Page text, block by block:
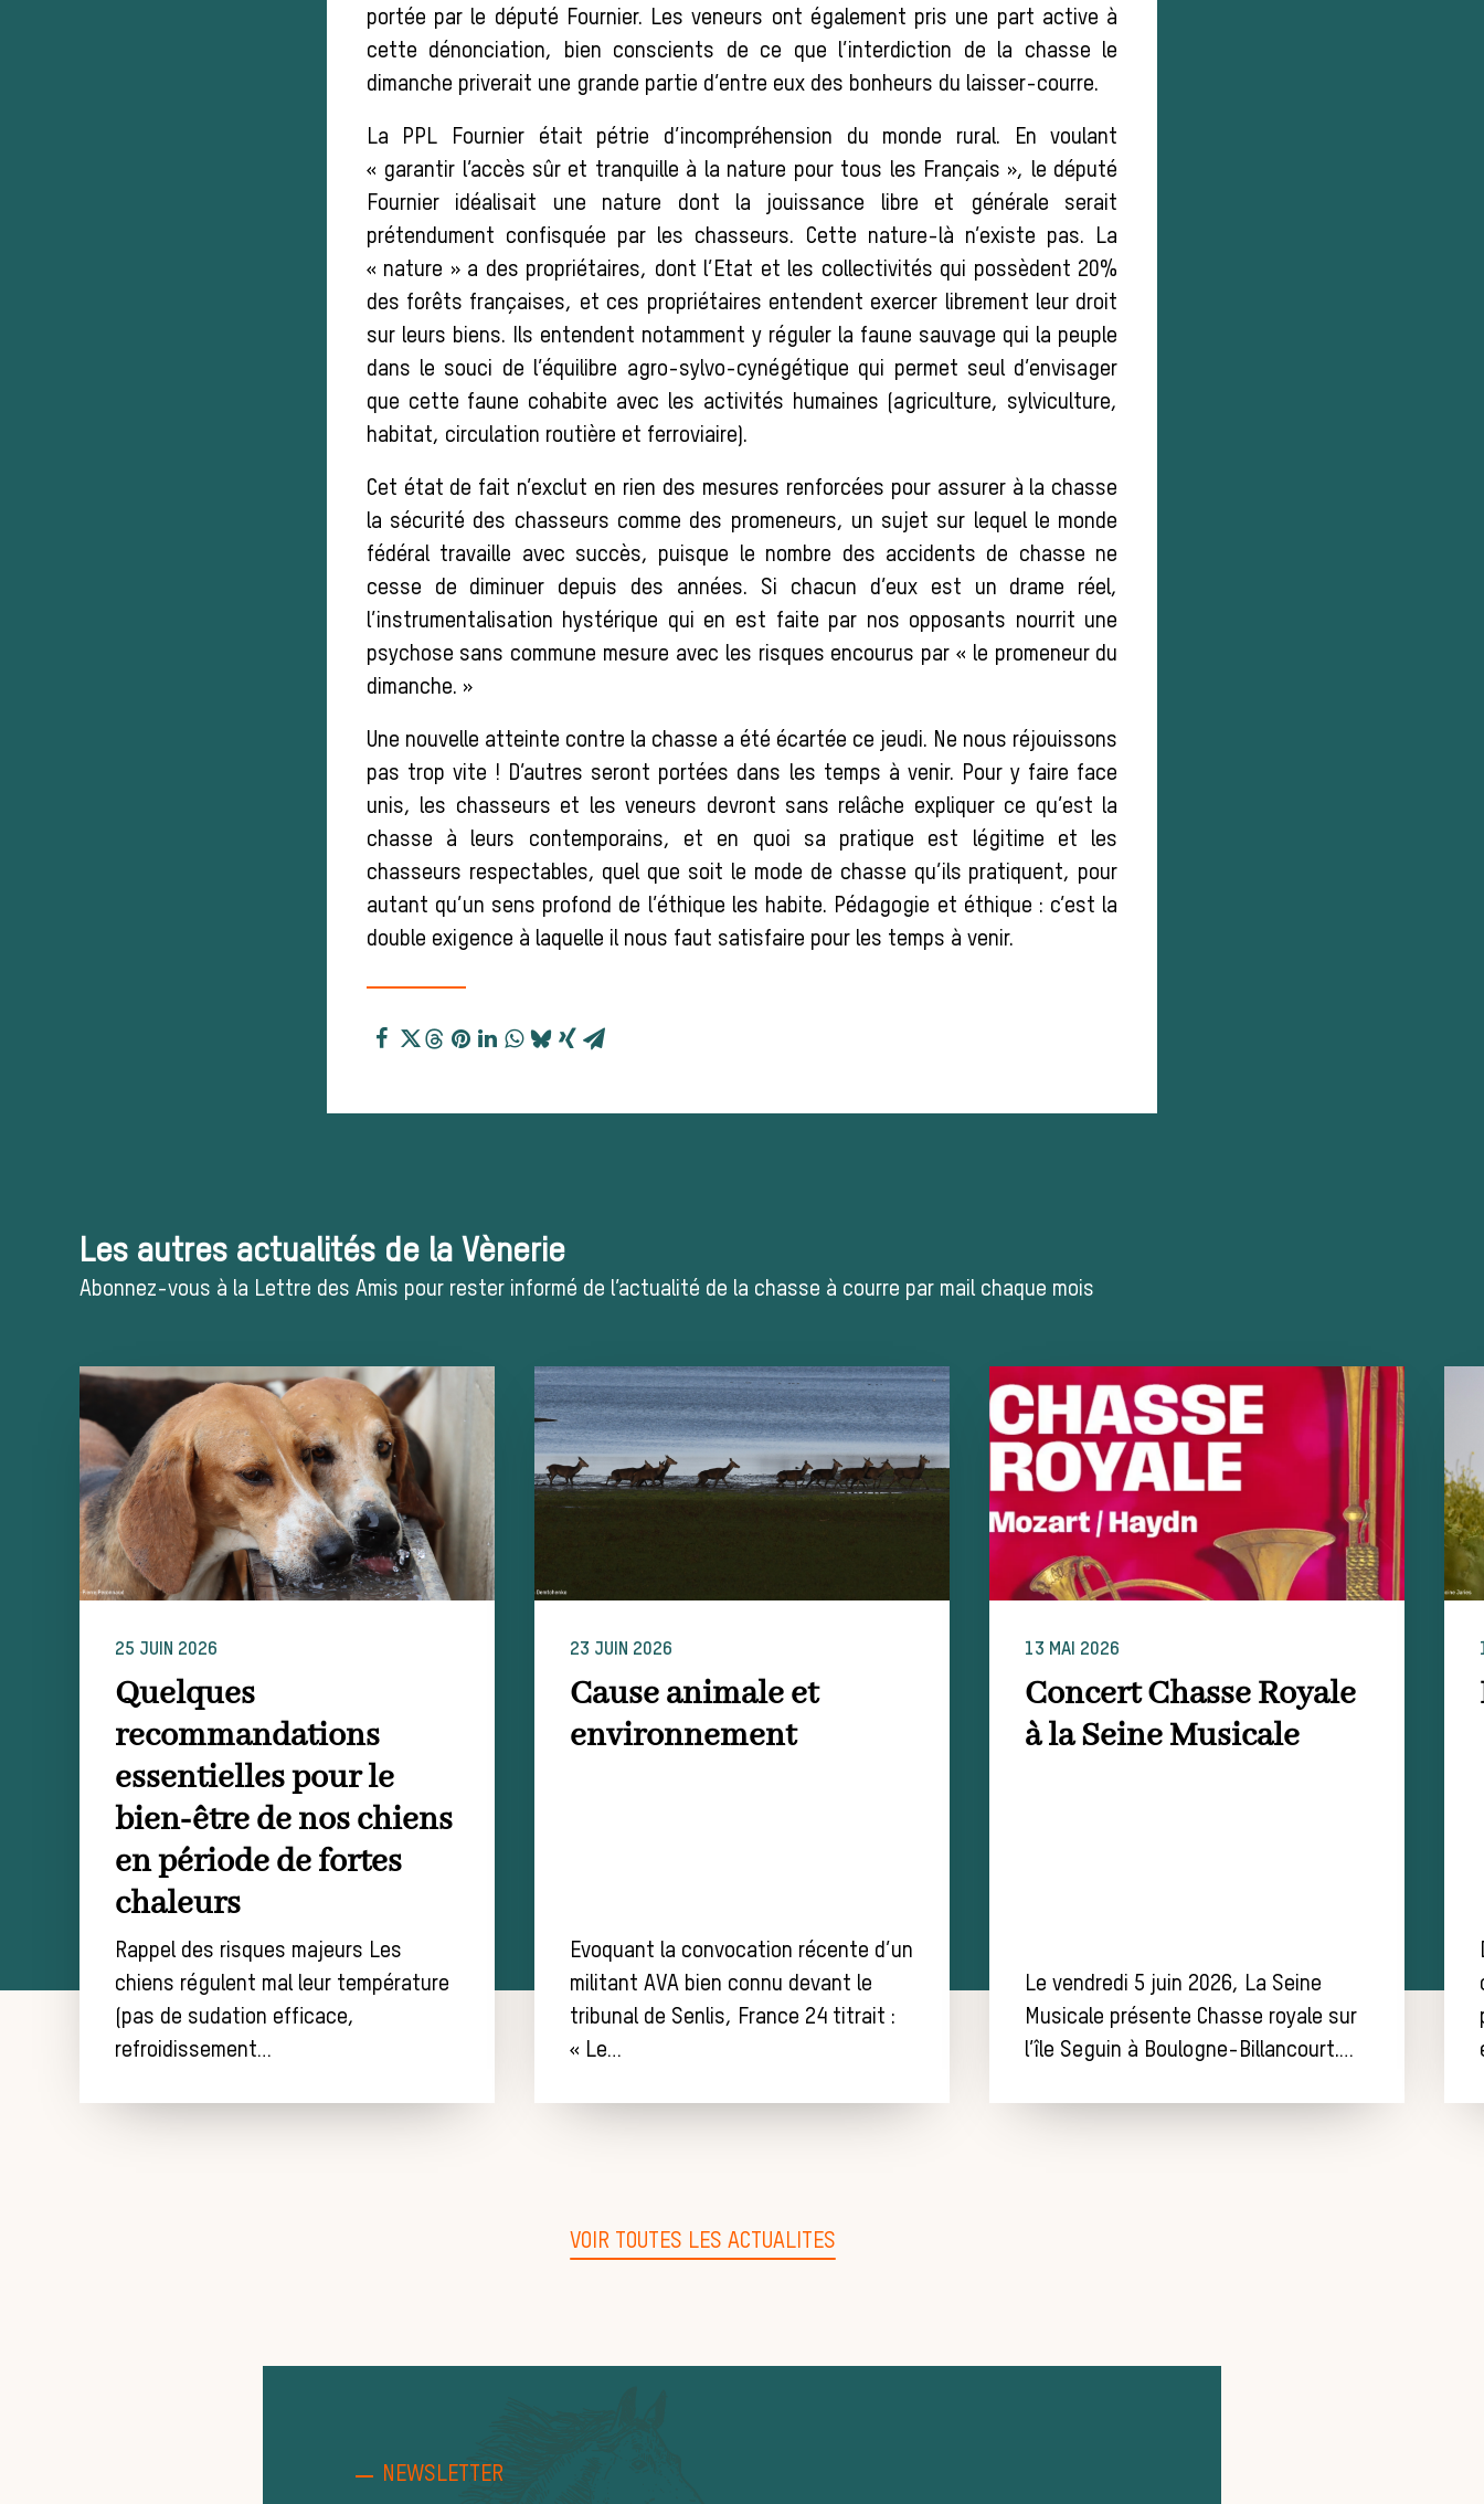
portée par le député Fournier. Les veneurs ont également pris une part active à
cette dénonciation, bien conscients de ce que l’interdiction de la chasse le
dimanche priverait une grande partie d’entre eux des bonheurs du laisser-courre.
La PPL Fournier était pétrie d’incompréhension du monde rural. En voulant
« garantir l’accès sûr et tranquille à la nature pour tous les Français », le député
Fournier idéalisait une nature dont la jouissance libre et générale serait
prétendument confisquée par les chasseurs. Cette nature-là n’existe pas. La
« nature » a des propriétaires, dont l’Etat et les collectivités qui possèdent 20%
des forêts françaises, et ces propriétaires entendent exercer librement leur droit
sur leurs biens. Ils entendent notamment y réguler la faune sauvage qui la peuple
dans le souci de l’équilibre agro-sylvo-cynégétique qui permet seul d’envisager
que cette faune cohabite avec les activités humaines (agriculture, sylviculture,
habitat, circulation routière et ferroviaire).
Cet état de fait n’exclut en rien des mesures renforcées pour assurer à la chasse
la sécurité des chasseurs comme des promeneurs, un sujet sur lequel le monde
fédéral travaille avec succès, puisque le nombre des accidents de chasse ne
cesse de diminuer depuis des années. Si chacun d’eux est un drame réel,
l’instrumentalisation hystérique qui en est faite par nos opposants nourrit une
psychose sans commune mesure avec les risques encourus par « le promeneur du
dimanche. »
Une nouvelle atteinte contre la chasse a été écartée ce jeudi. Ne nous réjouissons
pas trop vite ! D’autres seront portées dans les temps à venir. Pour y faire face
unis, les chasseurs et les veneurs devront sans relâche expliquer ce qu’est la
chasse à leurs contemporains, et en quoi sa pratique est légitime et les
chasseurs respectables, quel que soit le mode de chasse qu’ils pratiquent, pour
autant qu’un sens profond de l’éthique les habite. Pédagogie et éthique : c’est la
double exigence à laquelle il nous faut satisfaire pour les temps à venir.
Les autres actualités de la Vènerie
Abonnez-vous à la Lettre des Amis pour rester informé de l’actualité de la chasse à courre par mail chaque mois
25 JUIN 2026
Quelques
recommandations
essentielles pour le
bien-être de nos chiens
en période de fortes
chaleurs
Rappel des risques majeurs Les
chiens régulent mal leur température
(pas de sudation efficace,
refroidissement…
23 JUIN 2026
Cause animale et
environnement
Evoquant la convocation récente d’un
militant AVA bien connu devant le
tribunal de Senlis, France 24 titrait :
« Le…
13 MAI 2026
Concert Chasse Royale
à la Seine Musicale
Le vendredi 5 juin 2026, La Seine
Musicale présente Chasse royale sur
l’île Seguin à Boulogne-Billancourt.…
VOIR TOUTES LES ACTUALITES
NEWSLETTER